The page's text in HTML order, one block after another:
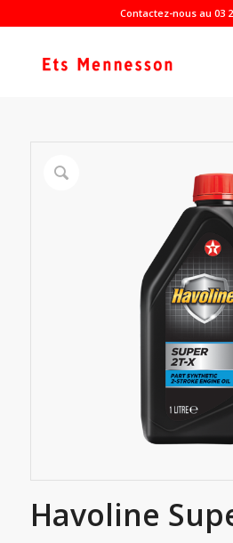
Contactez-nous au 03
Havoline